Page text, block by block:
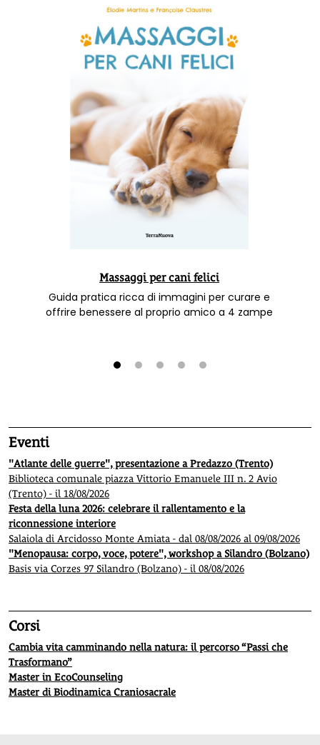
Massaggi per cani felici
Guida pratica ricca di immagini per curare e
offrire benessere al proprio amico a 4 zampe
Eventi
"Atlante delle guerre", presentazione a Predazzo (Trento)
Biblioteca comunale piazza Vittorio Emanuele III n. 2 Avio
(Trento) - il 18/08/2026
Festa della luna 2026: celebrare il rallentamento e la
riconnessione interiore
Salaiola di Arcidosso Monte Amiata - dal 08/08/2026 al 09/08/2026
"Menopausa: corpo, voce, potere", workshop a Silandro (Bolzano)
Basis via Corzes 97 Silandro (Bolzano) - il 08/08/2026
Corsi
Cambia vita camminando nella natura: il percorso “Passi che
Trasformano”
Master in EcoCounseling
Master di Biodinamica Craniosacrale